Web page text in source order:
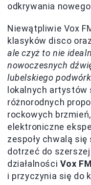
odkrywania
Niewątpliwie Vox
klasyków disco
ale czyż to nie
nowoczesnych
lubelskiego
lokalnych artystów
różnorodnych
rockowych
elektroniczne
zespoły chwalą
dotrzeć do
działalności Vox
i przyczynia się do